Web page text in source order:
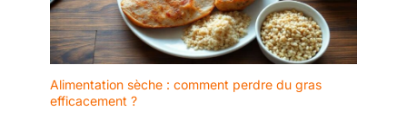
Alimentation sèche : comment perdre du gras
efficacement ?